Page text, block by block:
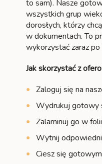
to sam). Nasze
wszystkich grup
dorosłych, którzy
w dokumentach. To
wykorzystać zaraz
Jak skorzystać z
Zaloguj się na
Wydrukuj gotowy
Zalaminuj go w
Wytnij
Ciesz się